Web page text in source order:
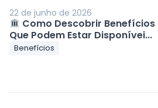
22 de junho de 2026
Como Descobrir Benefícios
Que Podem Estar Disponívei...
Benefícios